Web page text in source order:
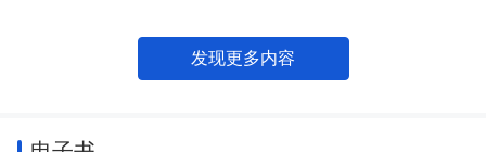
发现更多内容